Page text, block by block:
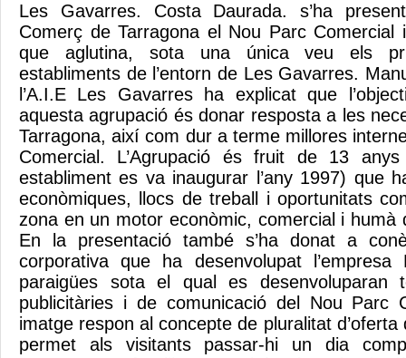
Les Gavarres. Costa Daurada. s’ha
Comerç de Tarragona el Nou Parc Comercial
que aglutina, sota una única veu els
establiments de l’entorn de Les Gavarres.
l’A.I.E Les Gavarres ha explicat que
aquesta agrupació és donar resposta a les
Tarragona, així com dur a terme millores
Comercial. L’Agrupació és fruit de 13
establiment es va inaugurar l’any 1997) que
econòmiques, llocs de treball i oportunitats
zona en un motor econòmic, comercial i humà
En la presentació també s’ha donat a
corporativa que ha desenvolupat
paraigües sota el qual es desenvoluparan
publicitàries i de comunicació del Nou Parc
imatge respon al concepte de pluralitat
permet als visitants passar-hi un dia